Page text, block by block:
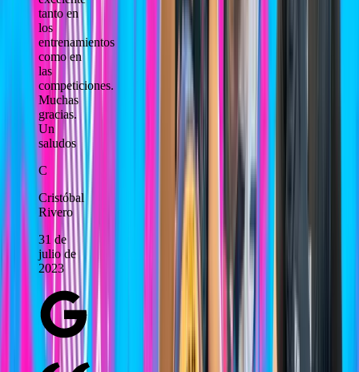
tanto en
los
entrenamientos
como en
las
competiciones.
Muchas
gracias.
Un
saludos
C
Cristóbal
Rivero
31 de
julio de
2023